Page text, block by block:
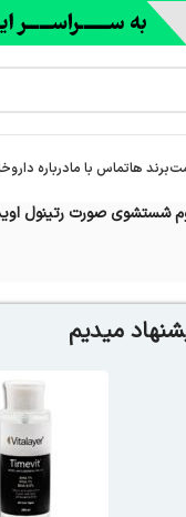
برند هاتماس با مادرباره‌
شستشوی صورت رتینول اویدرم 150 میلی
میدیم